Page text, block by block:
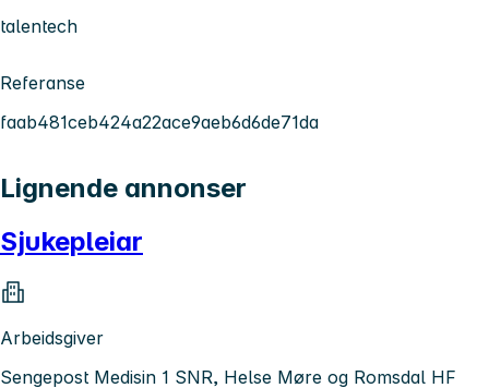
talentech
Referanse
faab481ceb424a22ace9aeb6d6de71da
Lignende annonser
Sjukepleiar
Arbeidsgiver
Sengepost Medisin 1 SNR, Helse Møre og Romsdal HF